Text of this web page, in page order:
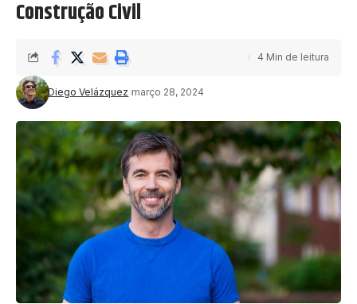
Construção Civil
Diego Velázquez março 28, 2024
4 Min de leitura